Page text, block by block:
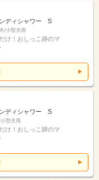
ディシャワー S
/小型犬用
け！おしっこ跡のマ
ディシャワー S
型犬用
け！おしっこ跡のマ